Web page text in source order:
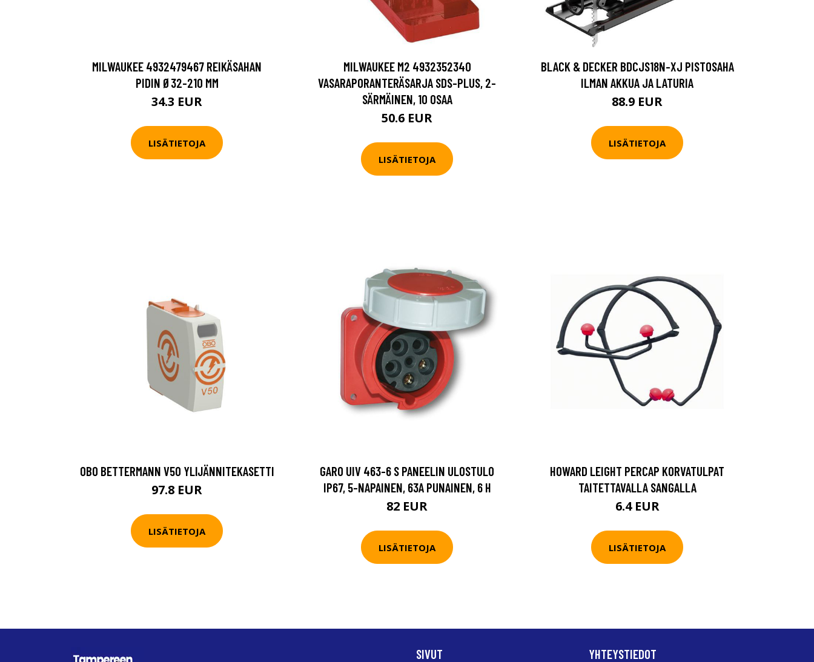
MILWAUKEE 4932479467 REIKÄSAHAN
PIDIN Ø32-210 MM
34.3 EUR
LISÄTIETOJA
MILWAUKEE M2 4932352340
VASARAPORANTERÄSARJA SDS-PLUS, 2-
SÄRMÄINEN, 10 OSAA
50.6 EUR
LISÄTIETOJA
BLACK & DECKER BDCJS18N-XJ PISTOSAHA
ILMAN AKKUA JA LATURIA
88.9 EUR
LISÄTIETOJA
OBO BETTERMANN V50 YLIJÄNNITEKASETTI
97.8 EUR
LISÄTIETOJA
GARO UIV 463-6 S PANEELIN ULOSTULO
IP67, 5-NAPAINEN, 63A PUNAINEN, 6 H
82 EUR
LISÄTIETOJA
HOWARD LEIGHT PERCAP KORVATULPAT
TAITETTAVALLA SANGALLA
6.4 EUR
LISÄTIETOJA
SIVUT YHTEYSTIEDOT